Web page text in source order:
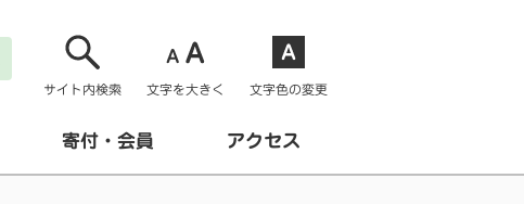
サイト内検索 文字を大きく 文字色の変更
寄付・会員 アクセス